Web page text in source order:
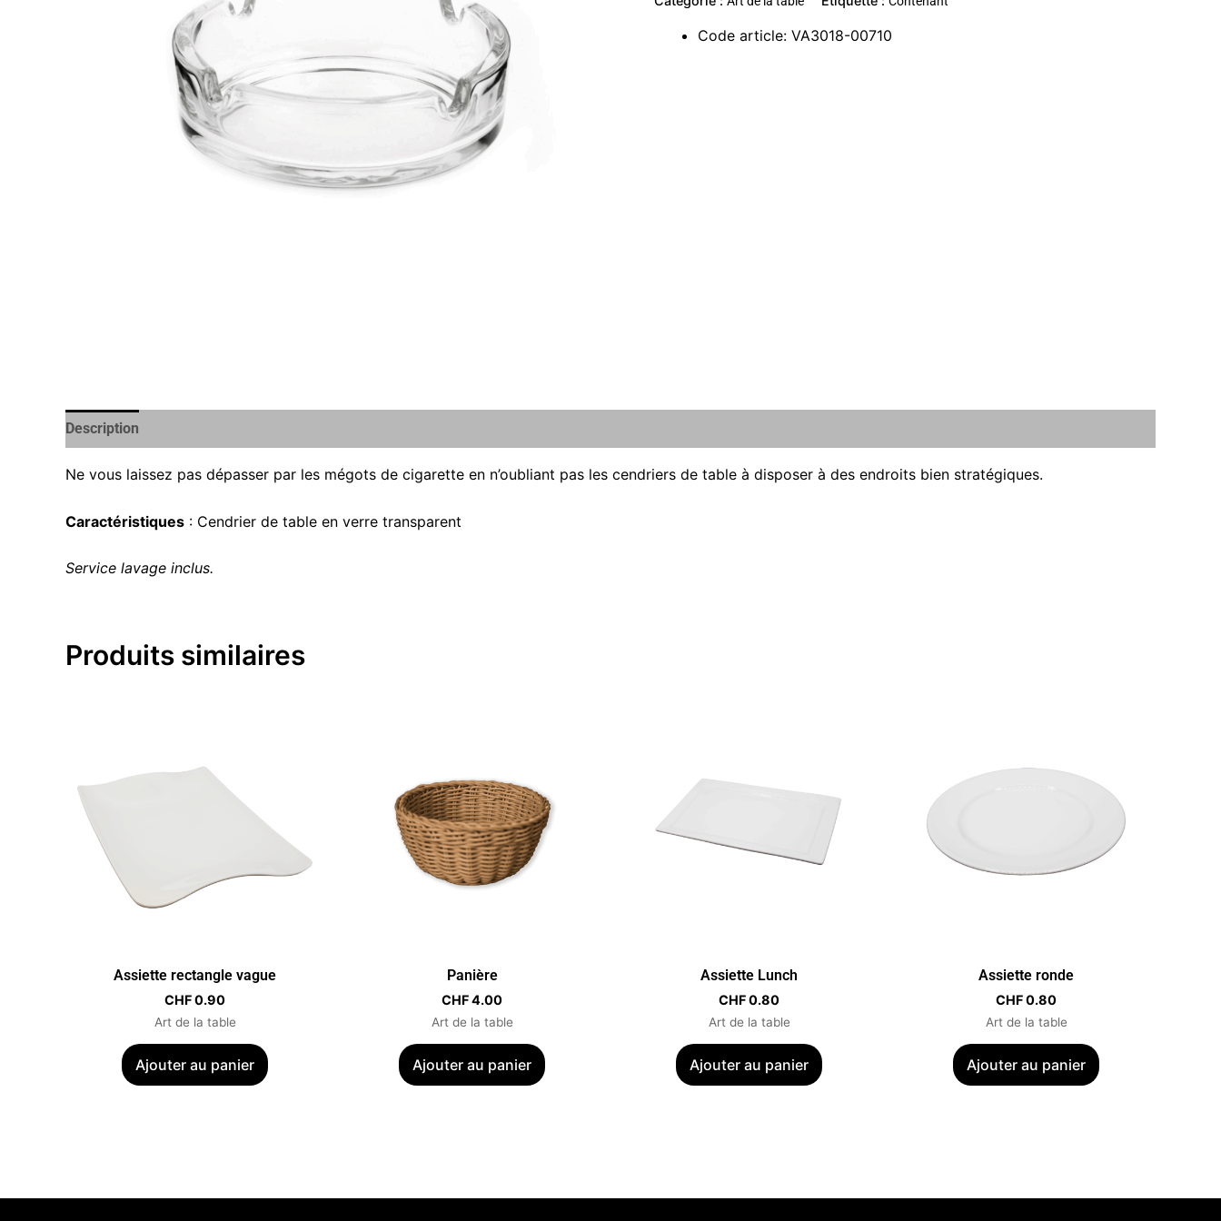
Code article: VA3018-00710
Description
Ne vous laissez pas dépasser par les mégots de cigarette en n’oubliant pas les cendriers de table à disposer à des endroits bien stratégiques.
Caractéristiques : Cendrier de table en verre transparent
Service lavage inclus.
Produits similaires
Assiette rectangle vague
CHF0.90
Art de la table
Ajouter au panier
Panière
CHF4.00
Art de la table
Ajouter au panier
Assiette Lunch
CHF0.80
Art de la table
Ajouter au panier
Assiette ronde
CHF0.80
Art de la table
Ajouter au panier